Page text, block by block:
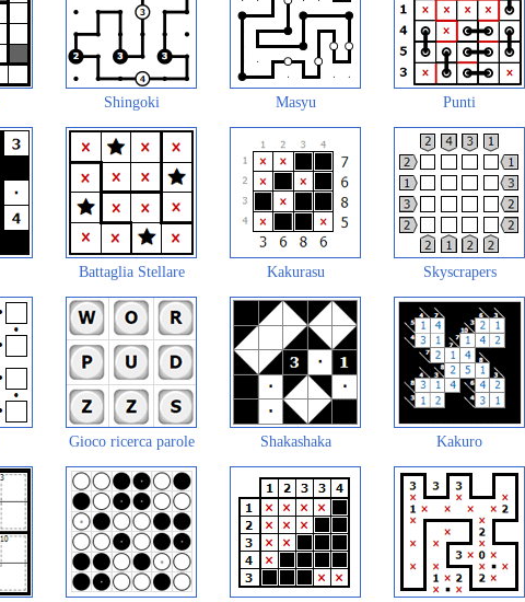
Shingoki Masyu Punti
Battaglia Stellare Kakurasu Skyscrapers
Gioco ricerca parole Shakashaka Kakuro